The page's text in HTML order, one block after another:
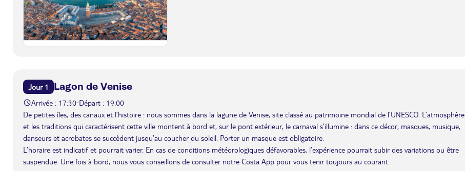
Jour 1 Lagon de Venise
Arrivée : 17:30-Départ : 19:00
De petites îles, des canaux et l’histoire : nous sommes dans la lagune de Venise, site classé au patrimoine mondial de l’UNESCO. L’atmosphère
et les traditions qui caractérisent cette ville montent à bord et, sur le pont extérieur, le carnaval s’illumine : dans ce décor, masques, musique,
danseurs et acrobates se succèdent jusqu’au coucher du soleil. Porter un masque est obligatoire.
L’horaire est indicatif et pourrait varier. En cas de conditions météorologiques défavorables, l’expérience pourrait subir des variations ou être
suspendue. Une fois à bord, nous vous conseillons de consulter notre Costa App pour vous tenir toujours au courant.